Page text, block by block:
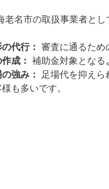
老名市の取扱事業者と
代行：
審査に通るため
成：
補助金対象となる
強み：
足場代を抑え
も多いです。